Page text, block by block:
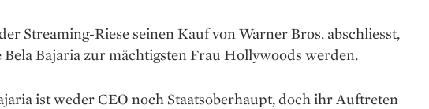
Streaming-Riese seinen Kauf von Warner Bros. abschliesst,
Bela Bajaria zur mächtigsten Frau Hollywoods werden.
ist weder CEO noch Staatsoberhaupt, doch ihr Auftreten